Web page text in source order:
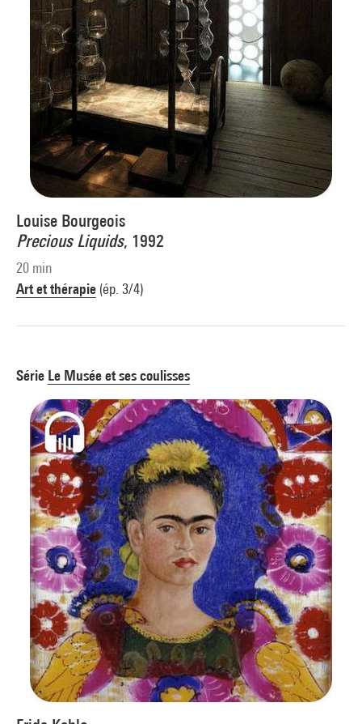
Louise Bourgeois
Precious Liquids, 1992
20 min
Art et thérapie (ép. 3/4)
Série Le Musée et ses coulisses